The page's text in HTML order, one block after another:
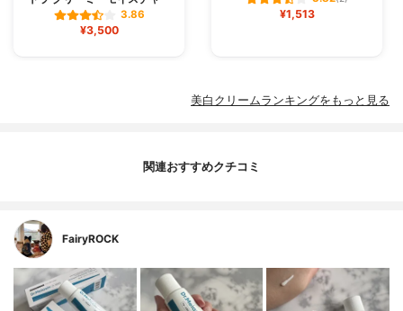
3.86
¥3,500
¥1,513
美白クリームランキングをもっと見る
関連おすすめクチコミ
FairyROCK